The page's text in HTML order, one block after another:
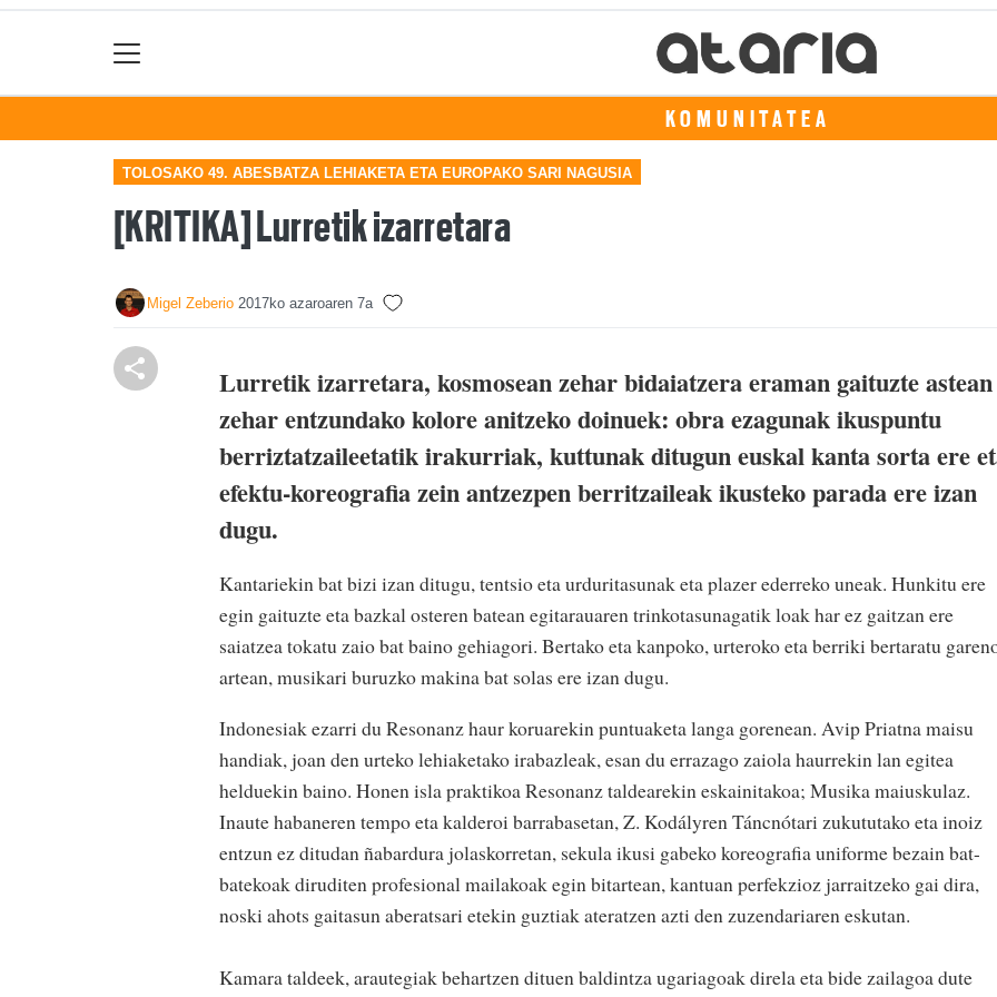
KOMUNITATEA
TOLOSAKO 49. ABESBATZA LEHIAKETA ETA EUROPAKO SARI NAGUSIA
[KRITIKA] Lurretik izarretara
Migel Zeberio 2017ko azaroaren 7a
Lurretik izarretara, kosmosean zehar bidaiatzera eraman gaituzte astean
zehar entzundako kolore anitzeko doinuek: obra ezagunak ikuspuntu
berriztatzaileetatik irakurriak, kuttunak ditugun euskal kanta sorta ere
efektu-koreografia zein antzezpen berritzaileak ikusteko parada ere izan
dugu.
Kantariekin bat bizi izan ditugu, tentsio eta urduritasunak eta plazer ederreko uneak. Hunkitu ere
egin gaituzte eta bazkal osteren batean egitarauaren trinkotasunagatik loak har ez gaitzan ere
saiatzea tokatu zaio bat baino gehiagori. Bertako eta kanpoko, urteroko eta berriki bertaratu
artean, musikari buruzko makina bat solas ere izan dugu.
Indonesiak ezarri du Resonanz haur koruarekin puntuaketa langa gorenean. Avip Priatna maisu
handiak, joan den urteko lehiaketako irabazleak, esan du errazago zaiola haurrekin lan egitea
helduekin baino. Honen isla praktikoa Resonanz taldearekin eskainitakoa; Musika maiuskulaz.
Inaute habaneren tempo eta kalderoi barrabasetan, Z. Kodályren Táncnótari zukututako eta inoiz
entzun ez ditudan ñabardura jolaskorretan, sekula ikusi gabeko koreografia uniforme bezain bat-
batekoak diruditen profesional mailakoak egin bitartean, kantuan perfekzioz jarraitzeko gai dira,
noski ahots gaitasun aberatsari etekin guztiak ateratzen azti den zuzendariaren eskutan.
Kamara taldeek, arautegiak behartzen dituen baldintza ugariagoak direla eta bide zailagoa dute